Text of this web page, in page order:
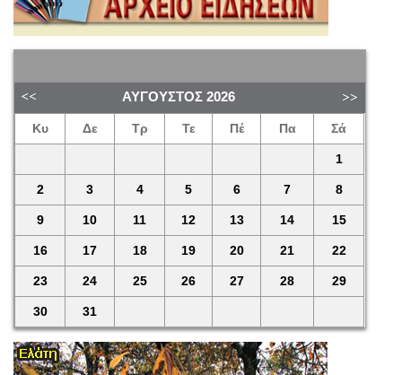
ΑΎΓΟΥΣΤΟΣ 2026
Κυ Δε Τρ Τε Πέ Πα Σά
1
2 3 4 5 6 7 8
9 10 11 12 13 14 15
16 17 18 19 20 21 22
23 24 25 26 27 28 29
30 31